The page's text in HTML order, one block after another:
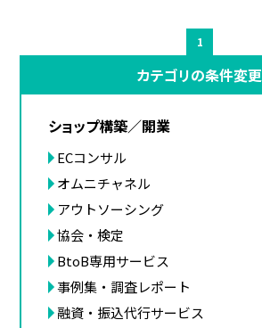
1
カテゴリの条件変更
ショップ構築／開業
ECコンサル
オムニチャネル
アウトソーシング
協会・検定
BtoB専用サービス
事例集・調査レポート
融資・振込代行サービス